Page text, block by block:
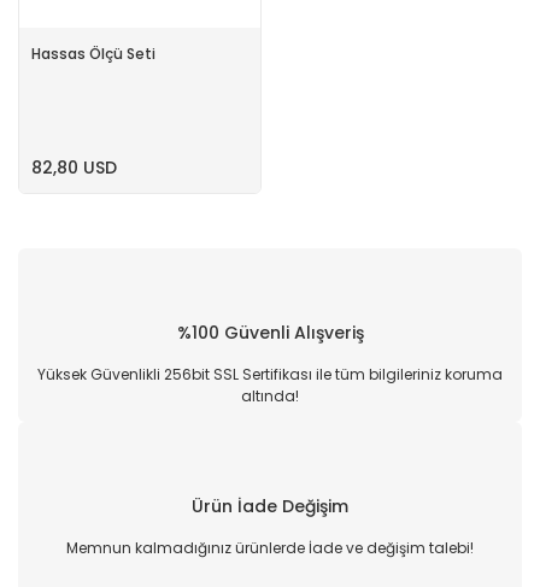
Hassas Ölçü Seti
82,80 USD
%100 Güvenli Alışveriş
Yüksek Güvenlikli 256bit SSL Sertifikası ile tüm bilgileriniz koruma
altında!
Ürün İade Değişim
Memnun kalmadığınız ürünlerde İade ve değişim talebi!